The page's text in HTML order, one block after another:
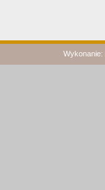
Wykonanie: